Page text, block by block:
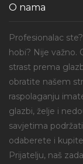
O nama
Profesionalac
hobi? Nije važno.
strast prema
obratite našem
raspolaganju
glazbi, želje i
savjetima
odaberete i
Prijatelju, naš